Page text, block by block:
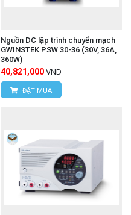
Nguồn DC lập trình chuyển mạch
GWINSTEK PSW 30-36 (30V, 36A,
360W)
40,821,000 VND
ĐẶT MUA